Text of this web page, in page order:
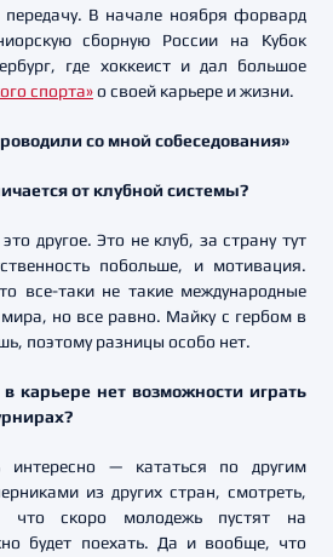
В начале ноября форвард
сборную России на Кубок
где хоккеист и дал большое
спорта»о своей карьере и жизни.
со мной собеседования»
от клубной системы?
другое. Это не клуб, за страну тут
побольше, и мотивация.
все-таки не такие международные
но все равно. Майку с гербом в
поэтому разницы особо нет.
карьере нет возможности играть
— кататься по другим
из других стран, смотреть,
что скоро молодежь пустят на
будет поехать. Да и вообще, что